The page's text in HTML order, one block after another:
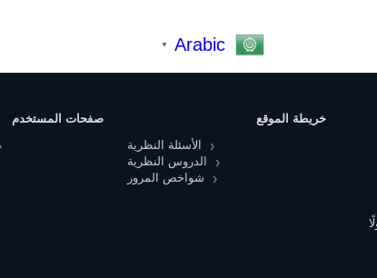
Arabic
▼
خريطة الموقع
الأسئلة النظرية
الدروس النظرية
شواخص المرور
صفحات المستخدم